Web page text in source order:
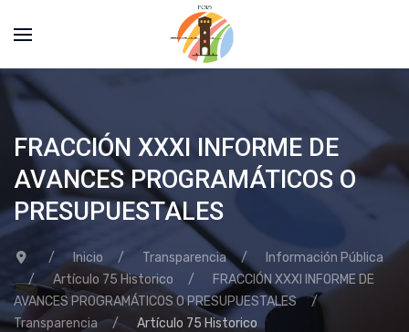
FRACCIÓN XXXI INFORME DE
AVANCES PROGRAMÁTICOS O
PRESUPUESTALES
Inicio Transparencia
Información Pública
Artículo 75 Historico
FRACCIÓN XXXI INFORME DE
AVANCES PROGRAMÁTICOS O PRESUPUESTALES
Transparencia
Artículo 75 Historico